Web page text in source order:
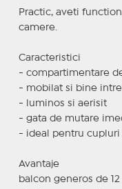
Practic, aveti
camere.
Caracteristici
- compartimentare
- mobilat si bine
- luminos si aerisit
- gata de mutare
- ideal pentru cupluri
Avantaje
balcon generos de